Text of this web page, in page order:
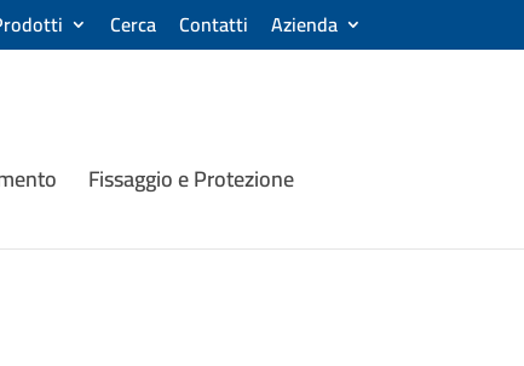
Cerca Contatti Azienda
Fissaggio e Protezione